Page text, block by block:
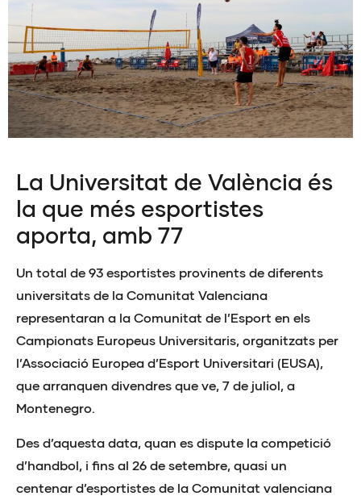
La Universitat de València és
la que més esportistes
aporta, amb 77
Un total de 93 esportistes provinents de diferents
universitats de la Comunitat Valenciana
representaran a la Comunitat de l’Esport en els
Campionats Europeus Universitaris, organitzats per
l’Associació Europea d’Esport Universitari (EUSA),
que arranquen divendres que ve, 7 de juliol, a
Montenegro.
Des d’aquesta data, quan es dispute la competició
d’handbol, i fins al 26 de setembre, quasi un
centenar d’esportistes de la Comunitat valenciana